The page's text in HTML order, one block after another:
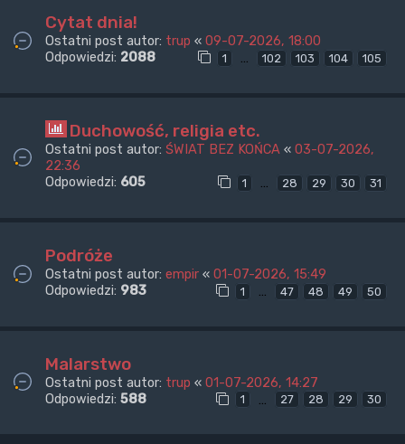
Cytat dnia!
Ostatni post autor: trup « 09-07-2026, 18:00
Odpowiedzi: 2088 1 … 102 103 104 105
Duchowość, religia etc.
Ostatni post autor: ŚWIAT BEZ KOŃCA « 03-07-2026,
22:36
Odpowiedzi: 605 1 … 28 29 30 31
Podróże
Ostatni post autor: empir « 01-07-2026, 15:49
Odpowiedzi: 983 1 … 47 48 49 50
Malarstwo
Ostatni post autor: trup « 01-07-2026, 14:27
Odpowiedzi: 588 1 … 27 28 29 30